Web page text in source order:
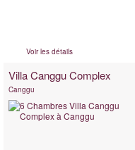
Voir les détails
Villa Canggu Complex
Canggu